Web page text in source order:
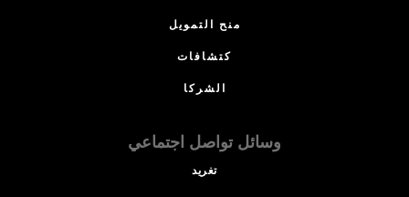
منح التمويل
كتشافات
الشركا
وسائل تواصل اجتماعي
تغريد